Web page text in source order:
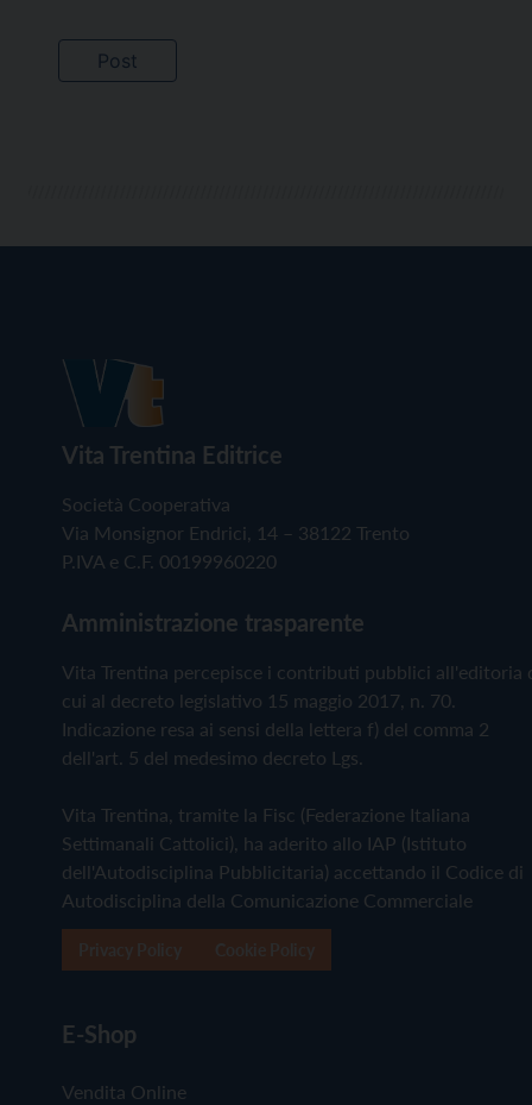
Vita Trentina Editrice
Società Cooperativa
Via Monsignor Endrici, 14 – 38122 Trento
P.IVA e C.F. 00199960220
Amministrazione trasparente
Vita Trentina percepisce i contributi pubblici all'editoria
cui al decreto legislativo 15 maggio 2017, n. 70.
Indicazione resa ai sensi della lettera f) del comma 2
dell'art. 5 del medesimo decreto Lgs.
Vita Trentina, tramite la Fisc (Federazione Italiana
Settimanali Cattolici), ha aderito allo IAP (Istituto
dell'Autodisciplina Pubblicitaria) accettando il Codice di
Autodisciplina della Comunicazione Commerciale
E-Shop
Vendita Online